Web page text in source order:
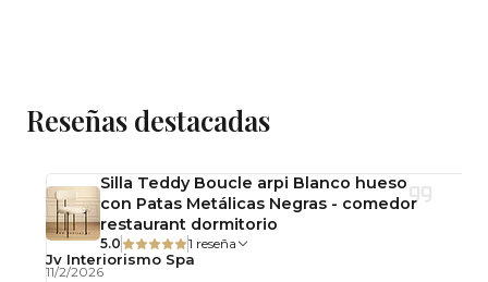
Reseñas destacadas
Silla Teddy Boucle arpi Blanco hueso
con Patas Metálicas Negras - comedor
restaurant dormitorio
5.0 1 reseña
Jv Interiorismo Spa
11/2/2026